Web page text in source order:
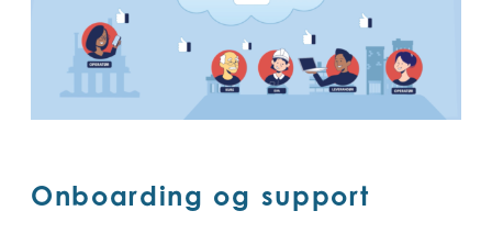
Onboarding og support